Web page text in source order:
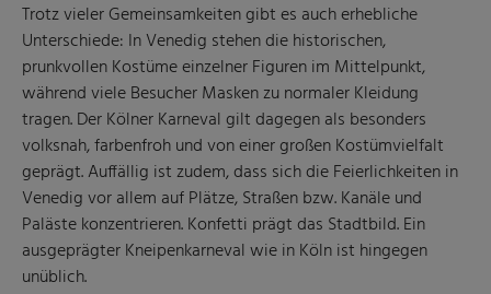
Trotz vieler Gemeinsamkeiten gibt es auch erhebliche
Unterschiede: In Venedig stehen die historischen,
prunkvollen Kostüme einzelner Figuren im Mittelpunkt,
während viele Besucher Masken zu normaler Kleidung
tragen. Der Kölner Karneval gilt dagegen als besonders
volksnah, farbenfroh und von einer großen Kostümvielfalt
geprägt. Auffällig ist zudem, dass sich die Feierlichkeiten in
Venedig vor allem auf Plätze, Straßen bzw. Kanäle und
Paläste konzentrieren. Konfetti prägt das Stadtbild. Ein
ausgeprägter Kneipenkarneval wie in Köln ist hingegen
unüblich.